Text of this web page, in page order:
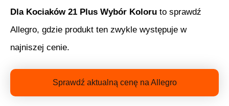
Dla Kociaków 21 Plus Wybór Koloru to sprawdź
Allegro, gdzie produkt ten zwykle występuje w
najniszej cenie.
Sprawdź aktualną cenę na Allegro